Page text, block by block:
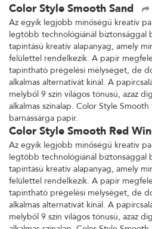
Color Style Smooth Sand
Az egyik legjobb minőségű kreatív
legtöbb technológiánál biztonsággal
tapintású kreatív alapanyag, amely
felülettel rendelkezik. A papír
tapintható prégelési mélységet, de
alkalmas alternatívát kínál. A
melyből 9 szín világos tónusú, azaz
alkalmas színalap. Color Style
barnássárga papír.
Color Style Smooth Red
Az egyik legjobb minőségű kreatív
legtöbb technológiánál biztonsággal
tapintású kreatív alapanyag, amely
felülettel rendelkezik. A papír
tapintható prégelési mélységet, de
alkalmas alternatívát kínál. A
melyből 9 szín világos tónusú, azaz